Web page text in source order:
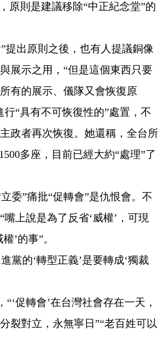
原則是建議移除“中正紀念堂”的
出原則之後，也有人提議銅像
展示之用，“但是這個東西只要
有的展示、儀隊又會恢復原
“具有不可恢復性的”處置，不
政者再次恢復。她還稱，全台所
多座，目前已經大約“處理”了
”痛批“促轉會”是仇恨會。不
嘴上說是為了反省‘威權’，可現
’的事”。
的‘轉型正義’是要轉成‘獨裁
“‘促轉會’在台灣社會存在一天，
裂對立，永無寧日”“老百姓可以